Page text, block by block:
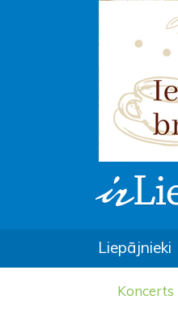
Liepājnieki
Koncerts